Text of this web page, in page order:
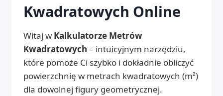
Kwadratowych Online
Witaj w Kalkulatorze Metrów
Kwadratowych – intuicyjnym narzędziu,
które pomoże Ci szybko i dokładnie obliczyć
powierzchnię w metrach kwadratowych (m²)
dla dowolnej figury geometrycznej.